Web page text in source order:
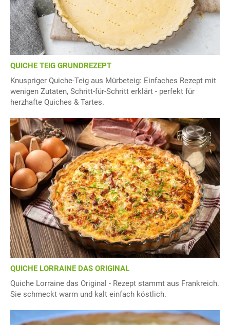
QUICHE TEIG GRUNDREZEPT
Knuspriger Quiche-Teig aus Mürbeteig: Einfaches Rezept mit
wenigen Zutaten, Schritt-für-Schritt erklärt - perfekt für
herzhafte Quiches & Tartes.
QUICHE LORRAINE DAS ORIGINAL
Quiche Lorraine das Original - Rezept stammt aus Frankreich.
Sie schmeckt warm und kalt einfach köstlich.